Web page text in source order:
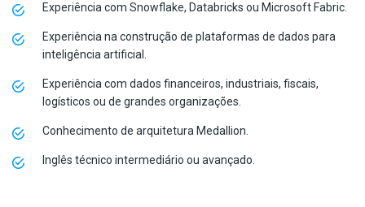
Experiência com Snowflake, Databricks ou Microsoft Fabric.
Experiência na construção de plataformas de dados para
inteligência artificial.
Experiência com dados financeiros, industriais, fiscais,
logísticos ou de grandes organizações.
Conhecimento de arquitetura Medallion.
Inglês técnico intermediário ou avançado.